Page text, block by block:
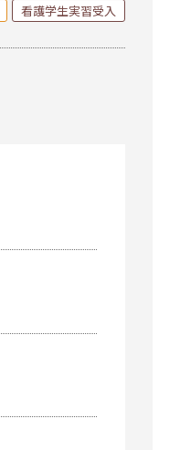
看護学生実習受入